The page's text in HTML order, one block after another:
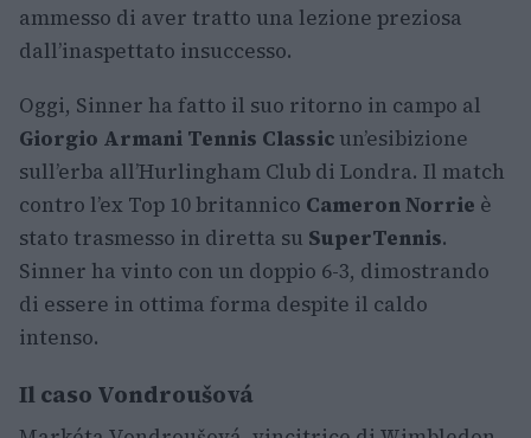
ammesso di aver tratto una lezione preziosa
dall’inaspettato insuccesso.
Oggi, Sinner ha fatto il suo ritorno in campo al
Giorgio Armani Tennis Classic un’esibizione
sull’erba all’Hurlingham Club di Londra. Il match
contro l’ex Top 10 britannico Cameron Norrie è
stato trasmesso in diretta su SuperTennis.
Sinner ha vinto con un doppio 6-3, dimostrando
di essere in ottima forma despite il caldo
intenso.
Il caso Vondroušová